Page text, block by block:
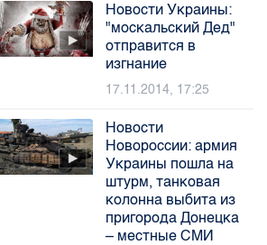
Новости Украины:
"москальский Дед"
отправится в
изгнание
17.11.2014, 17:25
Новости
Новороссии: армия
Украины пошла на
штурм, танковая
колонна выбита из
пригорода Донецка
– местные СМИ